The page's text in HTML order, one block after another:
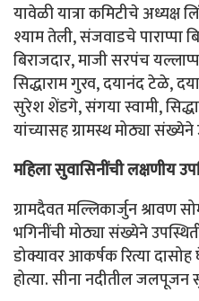
यावेळी यात्रा कमिटीचे अध्यक्ष
श्याम तेली, संजवाडचे पाराप्पा
बिराजदार, माजी सरपंच
सिद्धाराम गुरव, दयानंद टेळे,
सुरेश शेंडगे, संगया स्वामी,
यांच्यासह ग्रामस्थ मोठ्या संख्येने
महिला सुवासिनींची लक्षणीय
ग्रामदैवत मल्लिकार्जुन श्रावण
भगिनींची मोठ्या संख्येने
डोक्यावर आकर्षक रित्या
होत्या. सीना नदीतील